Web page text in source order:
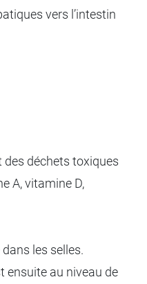
vers l’intestin
des déchets toxiques
A, vitamine D,
les selles.
ensuite au niveau de